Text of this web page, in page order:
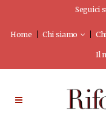
Seguici
Home Chi siamo
Il